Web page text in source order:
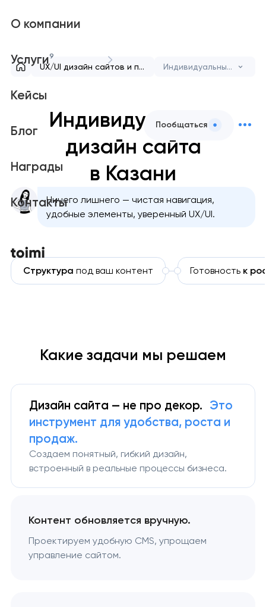
О компании
Услуги9
Кейсы
Блог
Награды
Контакты
Пообщаться
UX/UI дизайн сайтов и приложений Индивидуальный дизайн сайта
Индивидуальный
дизайн сайта
в Казани
Ничего лишнего — чистая навигация,
удобные элементы, уверенный UX/UI.
Структура под ваш контент Готовность к
Какие задачи мы решаем
Дизайн сайта — не про декор. Это
инструмент для удобства, роста и
продаж.
Создаем понятный, гибкий дизайн,
встроенный в реальные процессы бизнеса.
Контент обновляется вручную.
Проектируем удобную CMS, упрощаем
управление сайтом.